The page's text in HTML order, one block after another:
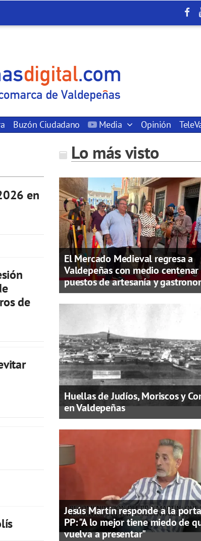
Buzón Ciudadano Media Opinión
en
de
Lo más visto
El Mercado Medieval regresa a
Valdepeñas con medio centenar
puestos de artesanía y
Huellas de Judíos, Moriscos y
en Valdepeñas
Jesús Martín responde a la
PP: "A lo mejor tiene miedo de
vuelva a presentar"